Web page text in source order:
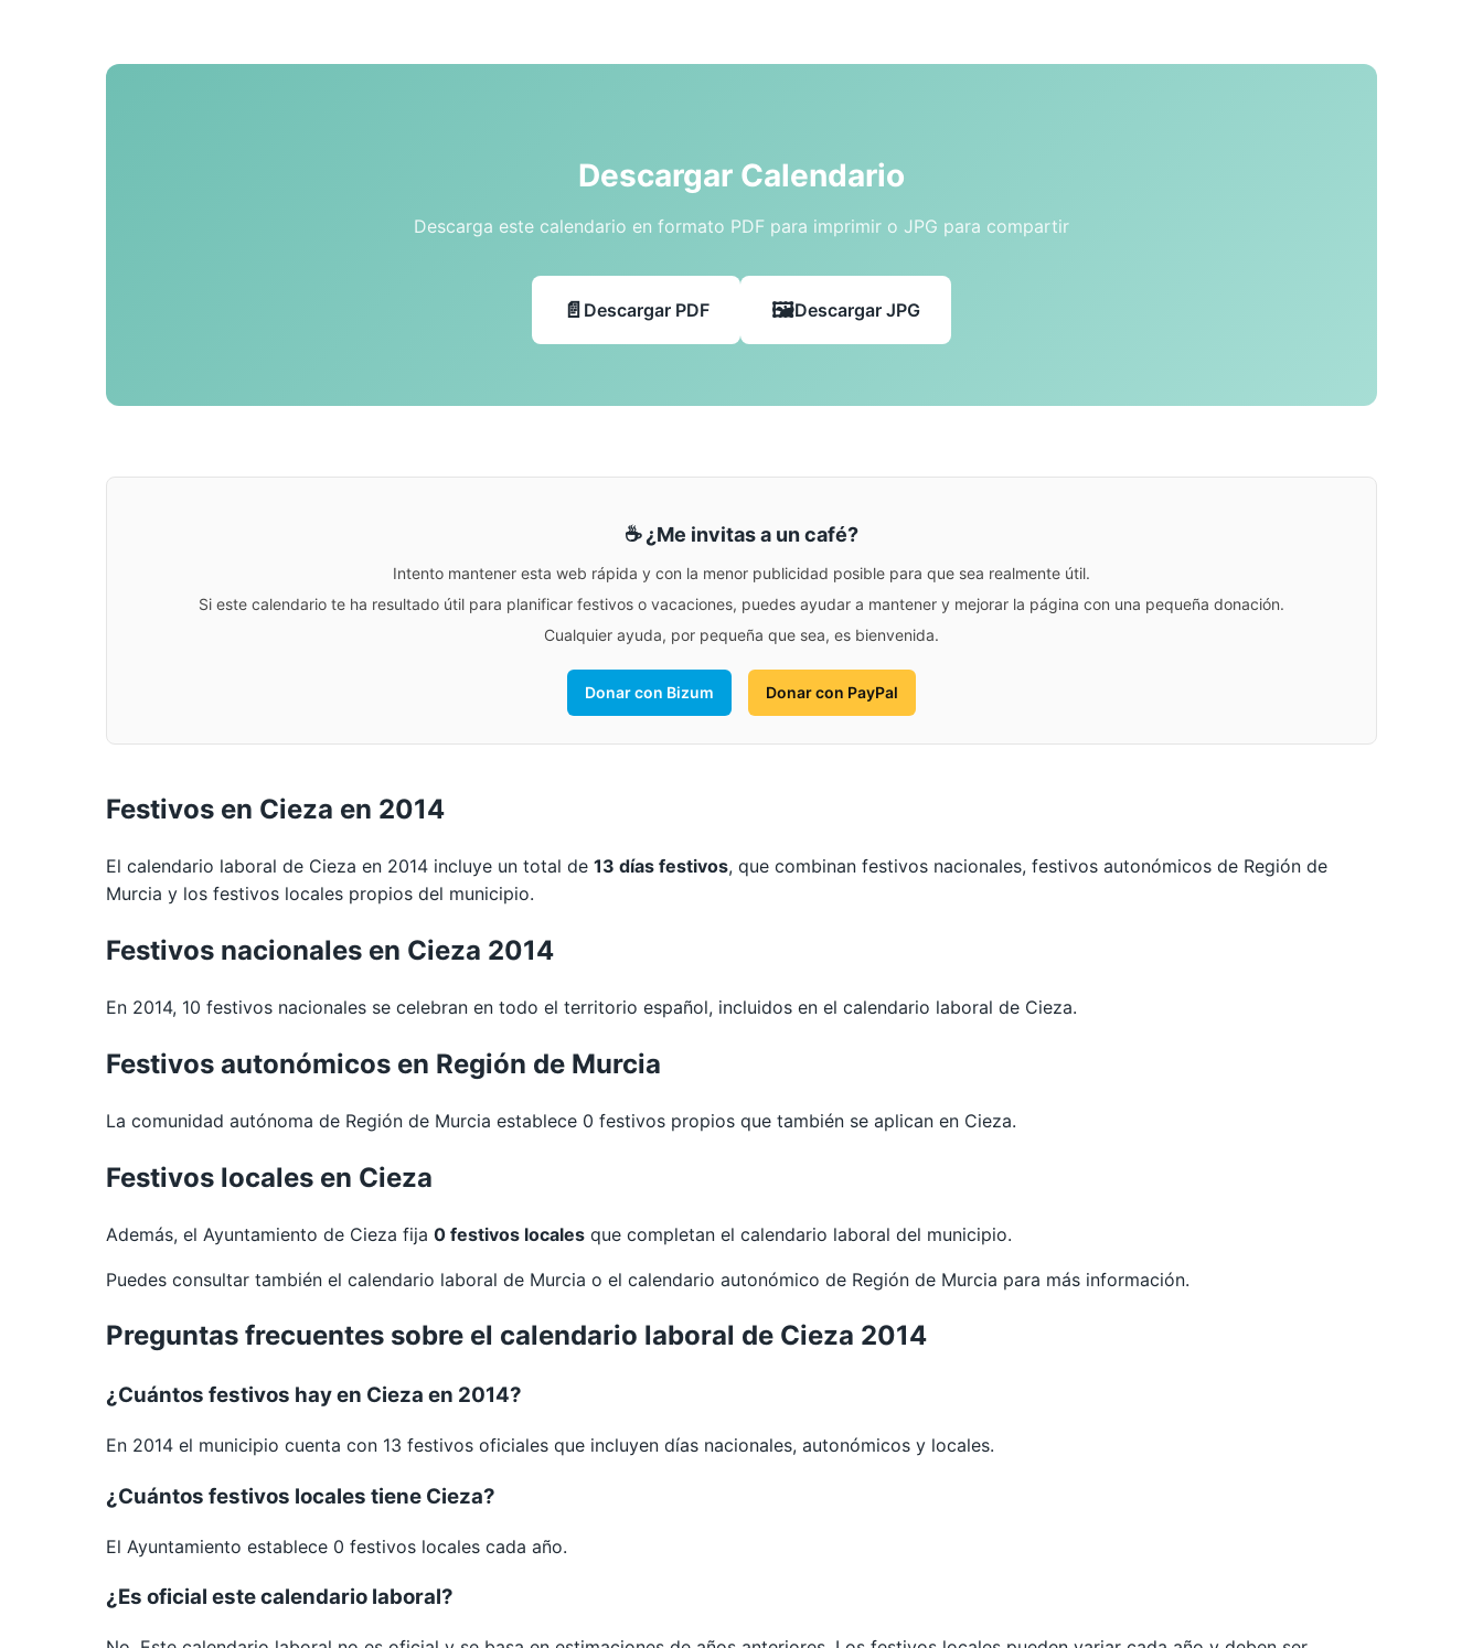
Descargar Calendario
Descarga este calendario en formato PDF para imprimir o JPG para compartir
Descargar PDF Descargar JPG
☕ ¿Me invitas a un café?
Intento mantener esta web rápida y con la menor publicidad posible para que sea realmente útil.
Si este calendario te ha resultado útil para planificar festivos o vacaciones, puedes ayudar a mantener y mejorar la página con una pequeña donación.
Cualquier ayuda, por pequeña que sea, es bienvenida.
Donar con Bizum Donar con PayPal
Festivos en Cieza en 2014
El calendario laboral de Cieza en 2014 incluye un total de 13 días festivos, que combinan festivos nacionales, festivos autonómicos de Región de
Murcia y los festivos locales propios del municipio.
Festivos nacionales en Cieza 2014
En 2014, 10 festivos nacionales se celebran en todo el territorio español, incluidos en el calendario laboral de Cieza.
Festivos autonómicos en Región de Murcia
La comunidad autónoma de Región de Murcia establece 0 festivos propios que también se aplican en Cieza.
Festivos locales en Cieza
Además, el Ayuntamiento de Cieza fija 0 festivos locales que completan el calendario laboral del municipio.
Puedes consultar también el calendario laboral de Murcia o el calendario autonómico de Región de Murcia para más información.
Preguntas frecuentes sobre el calendario laboral de Cieza 2014
¿Cuántos festivos hay en Cieza en 2014?
En 2014 el municipio cuenta con 13 festivos oficiales que incluyen días nacionales, autonómicos y locales.
¿Cuántos festivos locales tiene Cieza?
El Ayuntamiento establece 0 festivos locales cada año.
¿Es oficial este calendario laboral?